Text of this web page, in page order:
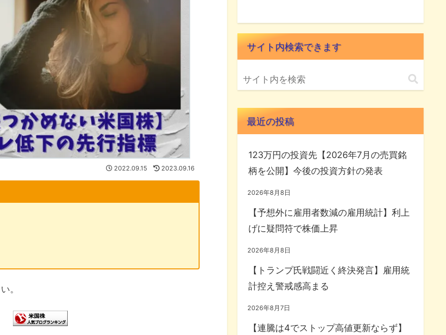
2022.09.15 2023.09.16
。
サイト内検索できます
最近の投稿
123万円の投資先【2026年7月の売買銘
柄を公開】今後の投資方針の発表
2026年8月8日
【予想外に雇用者数減の雇用統計】利上
げに疑問符で株価上昇
2026年8月8日
【トランプ氏戦闘近く終決発言】雇用統
計控え警戒感高まる
2026年8月7日
【連騰は4でストップ高値更新ならず】